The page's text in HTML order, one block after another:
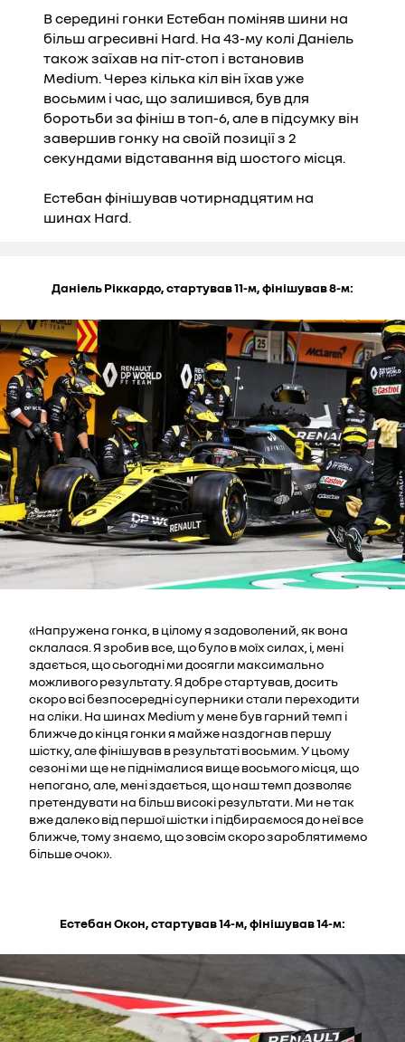
В середині гонки Естебан поміняв шини на
більш агресивні Hard. На 43-му колі Даніель
також заїхав на піт-стоп і встановив
Medium. Через кілька кіл він їхав уже
восьмим і час, що залишився, був для
боротьби за фініш в топ-6, але в підсумку він
завершив гонку на своїй позиції з 2
секундами відставання від шостого місця.
Естебан фінішував чотирнадцятим на
шинах Hard.
Даніель Ріккардо, стартував 11-м, фінішував 8-м:
«Напружена гонка, в цілому я задоволений, як вона
склалася. Я зробив все, що було в моїх силах, і, мені
здається, що сьогодні ми досягли максимально
можливого результату. Я добре стартував, досить
скоро всі безпосередні суперники стали переходити
на сліки. На шинах Medium у мене був гарний темп і
ближче до кінця гонки я майже наздогнав першу
шістку, але фінішував в результаті восьмим. У цьому
сезоні ми ще не піднімалися вище восьмого місця, що
непогано, але, мені здається, що наш темп дозволяє
претендувати на більш високі результати. Ми не так
вже далеко від першої шістки і підбираємося до неї все
ближче, тому знаємо, що зовсім скоро зароблятимемо
більше очок».
Естебан Окон, стартував 14-м, фінішував 14-м: